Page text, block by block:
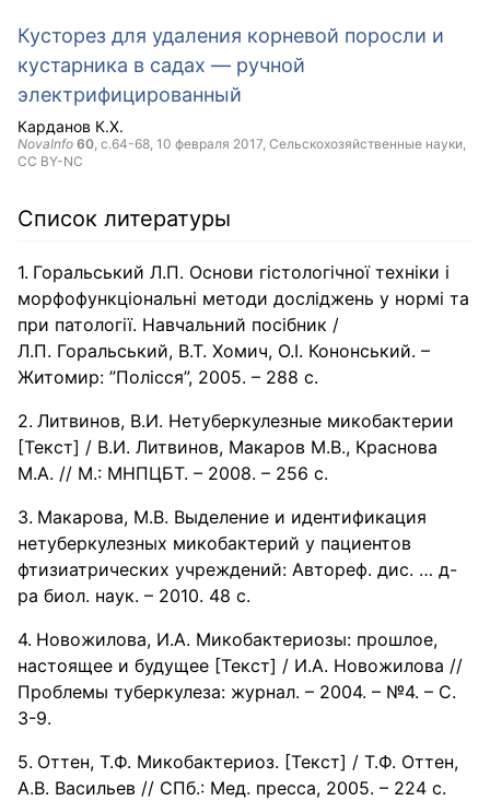
Кусторез для удаления корневой поросли и
кустарника в садах — ручной
электрифицированный
Карданов К.Х.
NovaInfo 60, с.64-68, 10 февраля 2017, Сельскохозяйственные науки,
CC BY-NC
Список литературы
Горальський Л.П. Основи гістологічної техніки і
морфофункціональні методи досліджень у нормі та
при патології. Навчальний посібник /
Л.П. Горальський, В.Т. Хомич, О.І. Кононський. –
Житомир: ”Полісся”, 2005. – 288 с.
Литвинов, В.И. Нетуберкулезные микобактерии
[Текст] / В.И. Литвинов, Макаров М.В., Краснова
М.А. // М.: МНПЦБТ. – 2008. – 256 с.
Макарова, М.В. Выделение и идентификация
нетуберкулезных микобактерий у пациентов
фтизиатрических учреждений: Автореф. дис. … д-
ра биол. наук. – 2010. 48 с.
Новожилова, И.А. Микобактериозы: прошлое,
настоящее и будущее [Текст] / И.А. Новожилова //
Проблемы туберкулеза: журнал. – 2004. – №4. – С.
3-9.
Оттен, Т.Ф. Микобактериоз. [Текст] / Т.Ф. Оттен,
А.В. Васильев // СПб.: Мед. пресса, 2005. – 224 с.